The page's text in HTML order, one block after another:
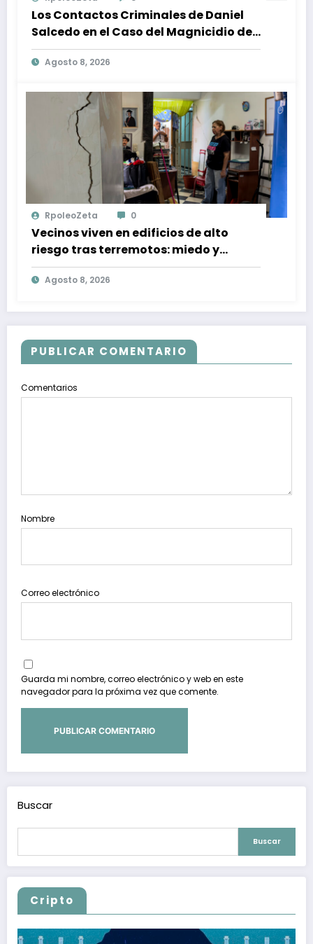
Los Contactos Criminales de Daniel
Salcedo en el Caso del Magnicidio de
Fernando Villavicencio
Agosto 8, 2026
RpoleoZeta 0
Vecinos viven en edificios de alto
riesgo tras terremotos: miedo y
resiliència en Caracas
Agosto 8, 2026
PUBLICAR COMENTARIO
Comentarios
Nombre
Correo electrónico
Guarda mi nombre, correo electrónico y web en este
navegador para la próxima vez que comente.
Buscar
Buscar
Cripto